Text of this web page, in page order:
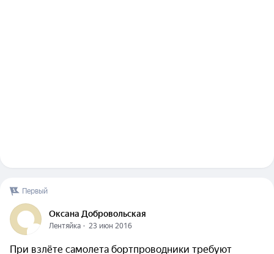
Первый
Оксана Добровольская
Лентяйка · 23 июн 2016
При взлёте самолета бортпроводники требуют